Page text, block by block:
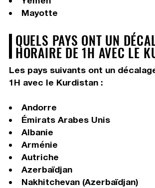
Mayotte
QUELS PAYS ONT UN
HORAIRE DE 1H AVEC LE
Les pays suivants ont un
1H avec le Kurdistan :
Andorre
Émirats Arabes Unis
Albanie
Arménie
Autriche
Azerbaïdjan
Nakhitchevan (Azerbaïdjan)